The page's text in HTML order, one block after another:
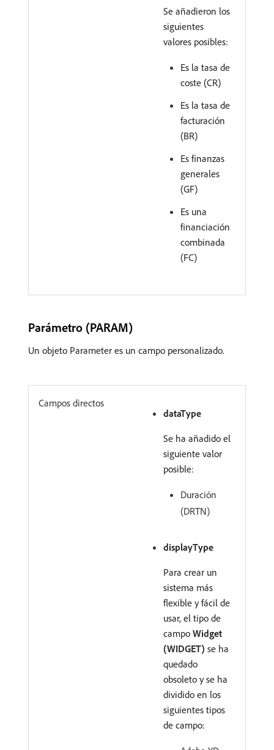
Se añadieron los
siguientes
valores posibles:
Es la tasa de
coste (CR)
Es la tasa de
facturación
(BR)
Es finanzas
generales
(GF)
Es una
financiación
combinada
(FC)
Parámetro (PARAM)
Un objeto Parameter es un campo personalizado.
Campos directos
dataType
Se ha añadido el
siguiente valor
posible:
Duración
(DRTN)
displayType
Para crear un
sistema más
flexible y fácil de
usar, el tipo de
campo Widget
(WIDGET) se ha
quedado
obsoleto y se ha
dividido en los
siguientes tipos
de campo: